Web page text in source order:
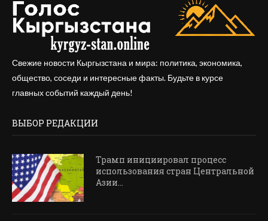
Свежие новости Кыргызстана и мира: политика, экономика,
общество, соседи и интересные факты. Будьте в курсе
главных событий каждый день!
ВЫБОР РЕДАКЦИИ
Трамп инициировал процесс
использования стран Центральной
Азии...